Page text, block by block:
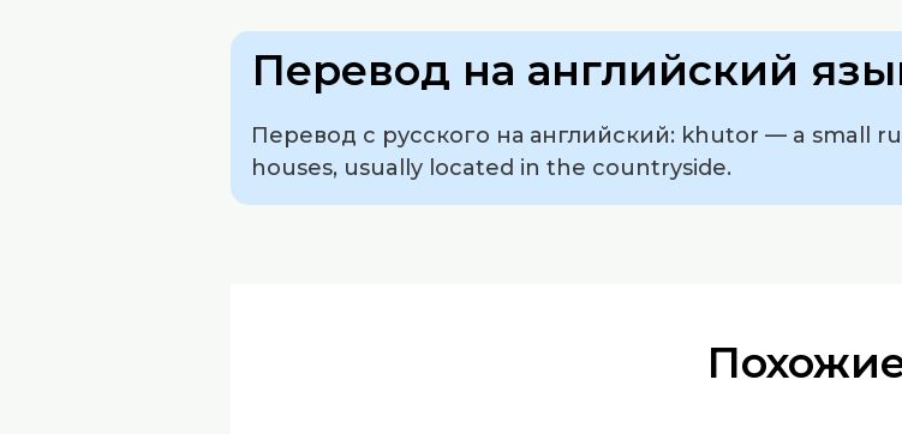
Перевод на английский
Перевод с русского на английский: khutor — a small
houses, usually located in the countryside.